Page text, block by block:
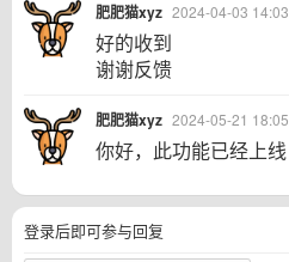
肥肥猫xyz 2024-04-03 14:03
好的收到
谢谢反馈
肥肥猫xyz 2024-05-21 18:05
你好，此功能已经上线
登录后即可参与回复